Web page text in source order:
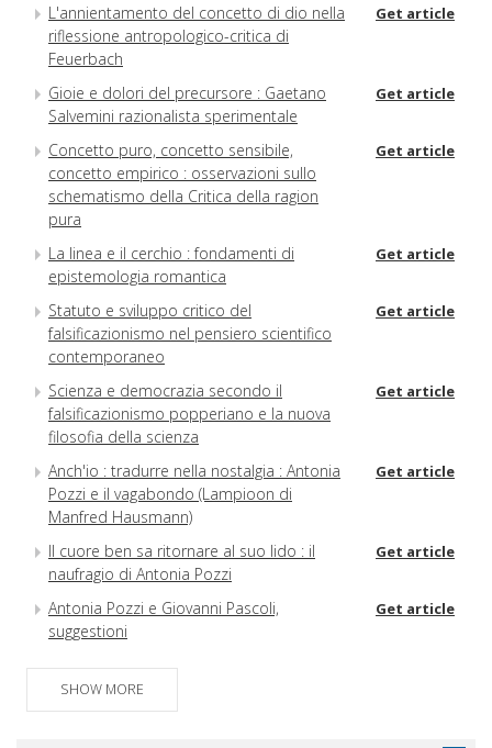
L'annientamento del concetto di dio nella
riflessione antropologico-critica di
Feuerbach
Get article
Gioie e dolori del precursore : Gaetano
Salvemini razionalista sperimentale
Get article
Concetto puro, concetto sensibile,
concetto empirico : osservazioni sullo
schematismo della Critica della ragion
pura
Get article
La linea e il cerchio : fondamenti di
epistemologia romantica
Get article
Statuto e sviluppo critico del
falsificazionismo nel pensiero scientifico
contemporaneo
Get article
Scienza e democrazia secondo il
falsificazionismo popperiano e la nuova
filosofia della scienza
Get article
Anch'io : tradurre nella nostalgia : Antonia
Pozzi e il vagabondo (Lampioon di
Manfred Hausmann)
Get article
Il cuore ben sa ritornare al suo lido : il
naufragio di Antonia Pozzi
Get article
Antonia Pozzi e Giovanni Pascoli,
suggestioni
Get article
Aspetti bioetici nella vita e nell'opera di
Frida Kahlo
SHOW MORE